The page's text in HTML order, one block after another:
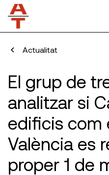
Actualitat
El grup de
analitzar si
edificis com
València es
proper 1 de